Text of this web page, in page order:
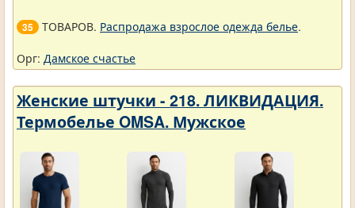
35 ТОВАРОВ. Распродажа взрослое одежда белье.
Орг: Дамское счастье
Женские штучки - 218. ЛИКВИДАЦИЯ.
Термобелье OMSA. Мужское